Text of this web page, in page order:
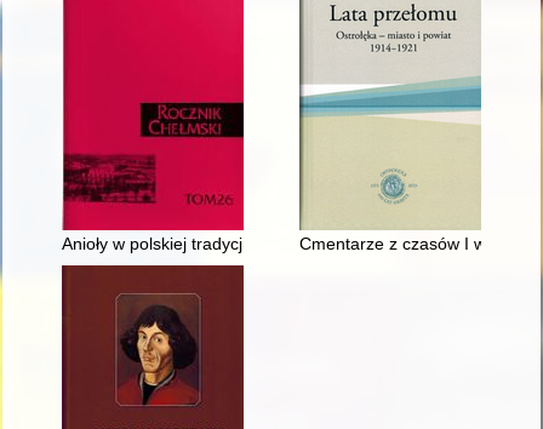
Anioły w polskiej tradycji i sztuce ludowej : tematy anielskie w
Cmentarze z czasów I wojny